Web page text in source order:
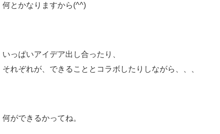
何とかなりますから(^^)
いっぱいアイデア出し合ったり、
それぞれが、できることとコラボしたりしながら、、、
何ができるかってね。